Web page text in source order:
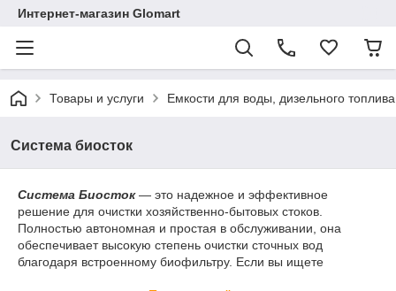
Интернет-магазин Glomart
Товары и услуги Емкости для воды, дизельного
Система биосток
Система Биосток— это надежное и эффективное
решение для очистки хозяйственно-бытовых стоков.
Полностью автономная и простая в обслуживании, она
обеспечивает высокую степень очистки сточных вод
благодаря встроенному биофильтру. Если вы ищете